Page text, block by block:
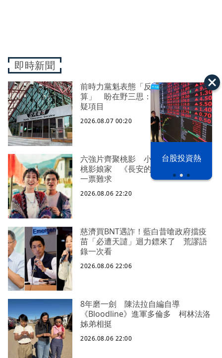
以色列 穹頂
之下
台股投資熱
即時新聞
前時力黨魁表態「反對刪公視預
算」 盼在野三思：改凍結處理受質
疑項目
2026.08.07 00:20
六強片齊聚桃影 小薰《祖先鬼》回
桃影娘家 《長安的荔枝》桃影加映
一票難求
2026.08.06 22:20
慈濟買BNT遇詐！藍白昔嗆政府擋疫
苗「必遭天譴」迴力鏢來了 荒謬語
錄一次看
2026.08.06 22:06
8年磨一劍 陳法拉自編自導
《Bloodline》進軍多倫多 柯林法洛
姊弟相挺
2026.08.06 22:00